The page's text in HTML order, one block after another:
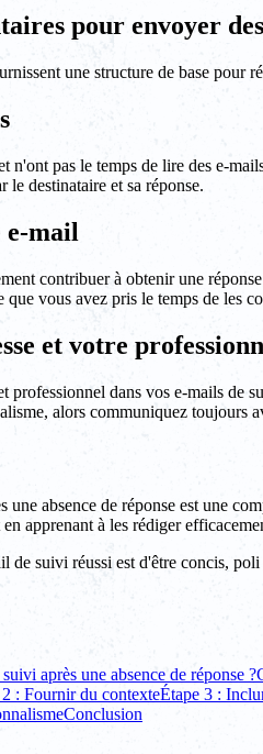
pour envoyer
une structure de base
n'ont pas le temps de lire des e-
le destinataire et sa réponse.
e-mail
contribuer à obtenir une
que vous avez pris le temps de les
et votre
professionnel dans vos e-mails de
alors communiquez toujours
absence de réponse est une
apprenant à les rédiger
de suivi réussi est d'être concis,
après une absence de réponse ?
: Fournir du contexteÉtape 3 :
Conclusion